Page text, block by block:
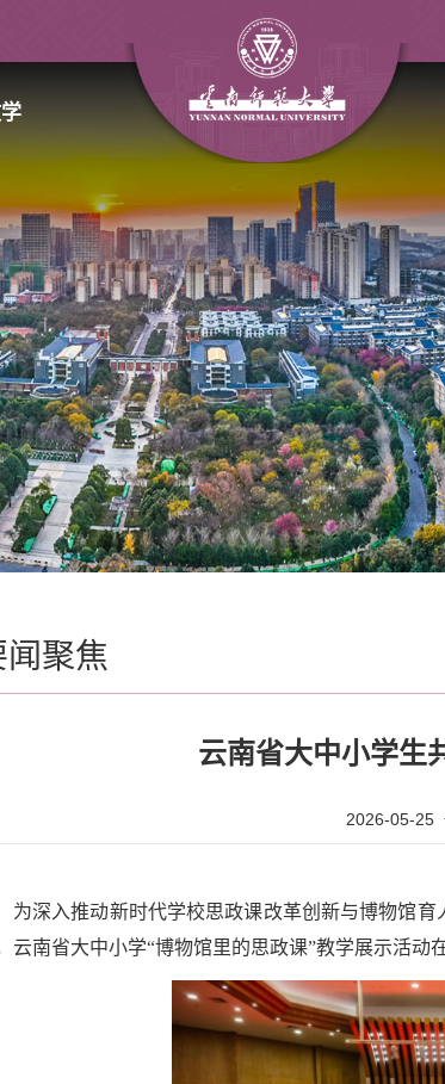
闻聚焦
云南省大中小学生
2026-05-25
为深入推动新时代学校思政课改革创新与博物馆
云南省大中小学“博物馆里的思政课”教学展示活动